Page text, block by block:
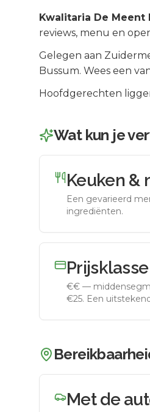
Kwalitaria De Meent
reviews, menu en
Gelegen aan
Bussum. Wees een
Hoofdgerechten
Wat kun je
Keuken &
Een gevarieerd
ingrediënten.
Prijsklasse
€€ —
€25. Een
Met de